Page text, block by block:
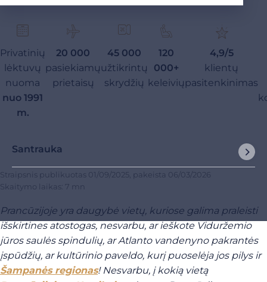
Privatinių
lėktuvų
nuoma
nuo 1991
m.
20 000
pasiekiamų
prietaisų
45 000
užtikrintų
skrydžių
120
000+
keleivių
4,9/5
klientų
pasitenkinimas
Santrauka
Straipsnis publikuotas 01/09/2025 , pakeista 06/03/2026
Skaitymo laikas: 7 mn
Prancūzijoje yra daugybė vietų, kuriose galima praleisti
išskirtines atostogas, nesvarbu, ar ieškote Viduržemio
jūros saulės spindulių, ar Atlanto vandenyno pakrantės
įspūdžių, ar kultūrinio paveldo, kurį puoselėja jos pilys ir
Šampanės regionas! Nesvarbu, į kokią vietą